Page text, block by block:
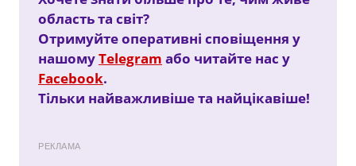
область та світ?
Отримуйте оперативні сповіщення у
нашомуTelegram або читайте нас у
Facebook.
Тільки найважливіше та найцікавіше!
РЕКЛАМА